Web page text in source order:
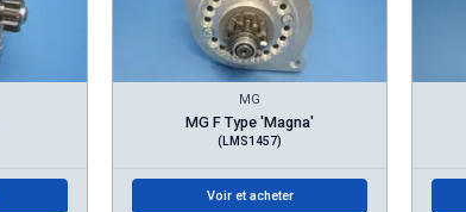
MG
MG F Type 'Magna'
(LMS1457)
Voir et acheter